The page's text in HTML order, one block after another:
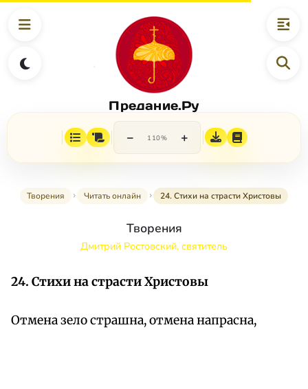
Предание.Ру
− 110% +
Творения Читать онлайн 24. Стихи на страсти Христовы
Творения
Дмитрий Ростовский, святитель
24. Стихи на страсти Христовы
Отмена зело страшна, отмена напрасна,